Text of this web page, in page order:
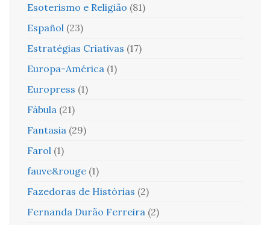
Esoterismo e Religião (81)
Español (23)
Estratégias Criativas (17)
Europa-América (1)
Europress (1)
Fábula (21)
Fantasia (29)
Farol (1)
fauve&rouge (1)
Fazedoras de Histórias (2)
Fernanda Durão Ferreira (2)